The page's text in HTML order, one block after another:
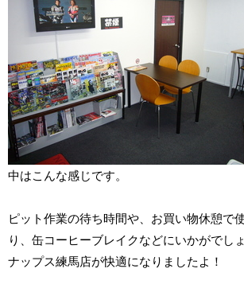
中はこんな感じです。
ピット作業の待ち時間や、お買い物休憩で
り、缶コーヒーブレイクなどにいかがでしょ
ナップス練馬店が快適になりましたよ！